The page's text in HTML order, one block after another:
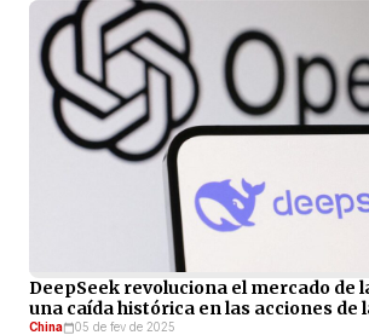
DeepSeek revoluciona el mercado de
una caída histórica en las acciones de
China 05 de fev de 2025